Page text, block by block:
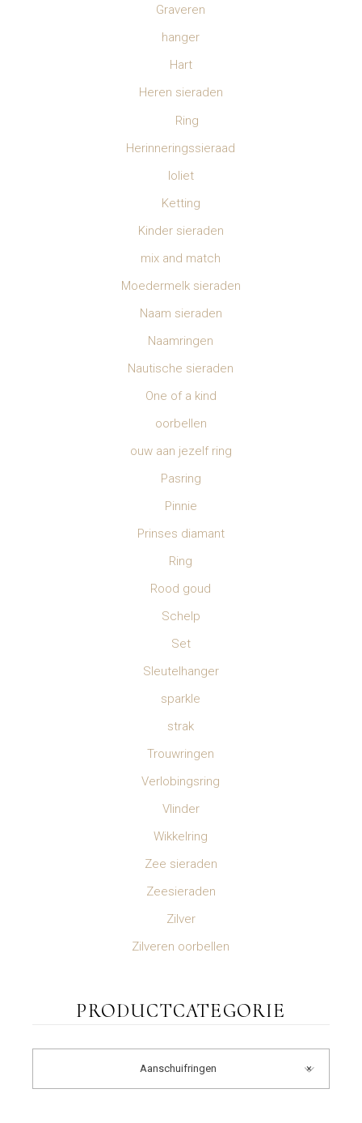
Graveren
hanger
Hart
Heren sieraden
Ring
Herinneringssieraad
Ioliet
Ketting
Kinder sieraden
mix and match
Moedermelk sieraden
Naam sieraden
Naamringen
Nautische sieraden
One of a kind
oorbellen
ouw aan jezelf ring
Pasring
Pinnie
Prinses diamant
Ring
Rood goud
Schelp
Set
Sleutelhanger
sparkle
strak
Trouwringen
Verlobingsring
Vlinder
Wikkelring
Zee sieraden
Zeesieraden
Zilver
Zilveren oorbellen
PRODUCTCATEGORIE
×
Aanschuifringen